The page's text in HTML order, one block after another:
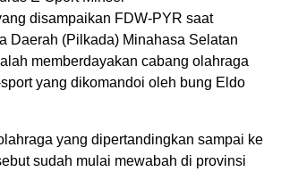
disampaikan FDW-PYR saat
Daerah (Pilkada) Minahasa Selatan
memberdayakan cabang olahraga
yang dikomandoi oleh bung Eldo
yang dipertandingkan sampai ke
sudah mulai mewabah di provinsi